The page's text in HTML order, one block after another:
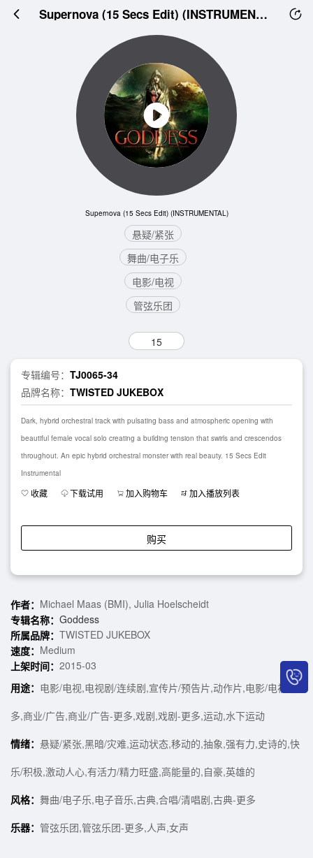
Supernova (15 Secs Edit) (INSTRUMENTAL)
Supernova (15 Secs Edit) (INSTRUMENTAL)
悬疑/紧张
舞曲/电子乐
电影/电视
管弦乐团
15
专辑编号： TJ0065-34
品牌名称： TWISTED JUKEBOX
Dark, hybrid orchestral track with pulsating bass and atmospheric opening with
beautiful female vocal solo creating a building tension that swirls and crescendos
throughout. An epic hybrid orchestral monster with real beauty. 15 Secs Edit
Instrumental
收藏 下载试用 加入购物车 加入播放列表
购买
作者： Michael Maas (BMI), Julia Hoelscheidt
专辑名称： Goddess
所属品牌： TWISTED JUKEBOX
速度： Medium
上架时间： 2015-03
用途： 电影/电视,电视剧/连续剧,宣传片/预告片,动作片,电影/电视-更
多,商业/广告,商业/广告-更多,戏剧,戏剧-更多,运动,水下运动
情绪： 悬疑/紧张,黑暗/灾难,运动状态,移动的,抽象,强有力,史诗的,快
乐/积极,激动人心,有活力/精力旺盛,高能量的,自豪,英雄的
风格： 舞曲/电子乐,电子音乐,古典,合唱/清唱剧,古典-更多
乐器： 管弦乐团,管弦乐团-更多,人声,女声